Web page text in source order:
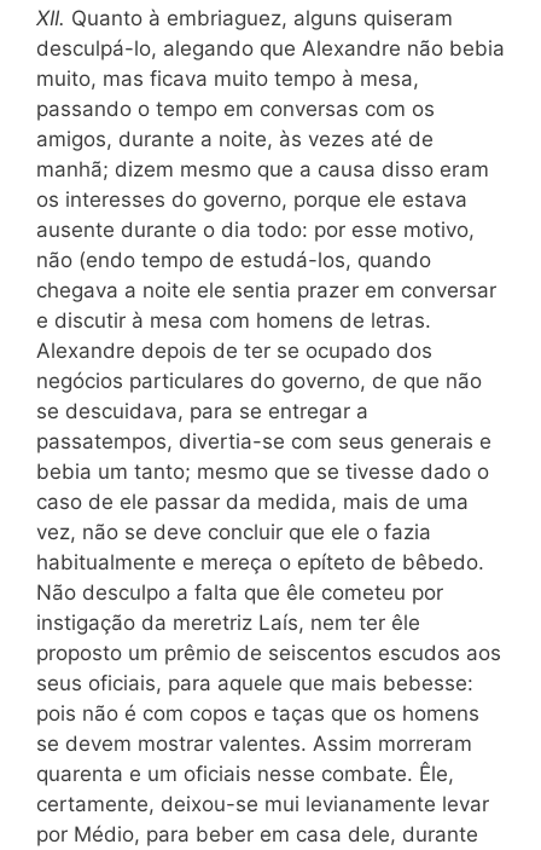
XII. Quanto à embriaguez, alguns quiseram
desculpá-lo, alegando que Alexandre não bebia
muito, mas ficava muito tempo à mesa,
passando o tempo em conversas com os
amigos, durante a noite, às vezes até de
manhã; dizem mesmo que a causa disso eram
os interesses do governo, porque ele estava
ausente durante o dia todo: por esse motivo,
não (endo tempo de estudá-los, quando
chegava a noite ele sentia prazer em conversar
e discutir à mesa com homens de letras.
Alexandre depois de ter se ocupado dos
negócios particulares do governo, de que não
se descuidava, para se entregar a
passatempos, divertia-se com seus generais e
bebia um tanto; mesmo que se tivesse dado o
caso de ele passar da medida, mais de uma
vez, não se deve concluir que ele o fazia
habitualmente e mereça o epíteto de bêbedo.
Não desculpo a falta que êle cometeu por
instigação da meretriz Laís, nem ter êle
proposto um prêmio de seiscentos escudos aos
seus oficiais, para aquele que mais bebesse:
pois não é com copos e taças que os homens
se devem mostrar valentes. Assim morreram
quarenta e um oficiais nesse combate. Êle,
certamente, deixou-se mui levianamente levar
por Médio, para beber em casa dele, durante